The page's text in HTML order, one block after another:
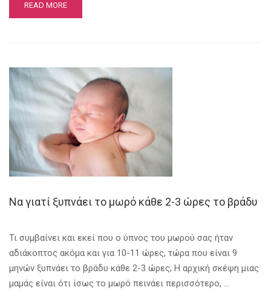
READ MORE
Να γιατί ξυπνάει το μωρό κάθε 2-3 ώρες το βράδυ
Τι συμβαίνει και εκεί που ο ύπνος του μωρού σας ήταν
αδιάκοπτος ακόμα και για 10-11 ώρες, τώρα που είναι 9
μηνών ξυπνάει το βράδυ κάθε 2-3 ώρες; Η αρχική σκέψη μιας
μαμάς είναι ότι ίσως το μωρό πεινάει περισσότερο, …